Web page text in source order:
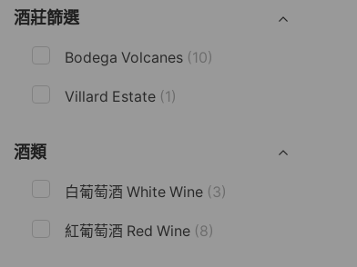
酒莊篩選
Bodega Volcanes (10)
Villard Estate (1)
酒類
白葡萄酒 White Wine (3)
紅葡萄酒 Red Wine (8)